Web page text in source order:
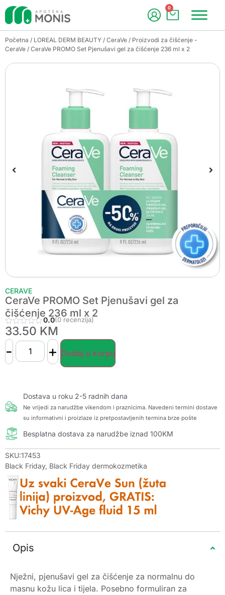
0
Početna / LOREAL DERM BEAUTY / CeraVe / Proizvodi za čišćenje -
CeraVe / CeraVe PROMO Set Pjenušavi gel za čišćenje 236 ml x 2
CERAVE
CeraVe PROMO Set Pjenušavi gel za
čišćenje 236 ml x 2
0.0(0 recenzija)
33.50 KM
- + Dodaj u korpu
Dostava u roku 2-5 radnih dana
Ne vrijedi za narudžbe vikendom i praznicima. Navedeni termini dostave
su informativni i proizlaze iz pretpostavljenih termina brze pošte
Besplatna dostava za narudžbe iznad 100KM
SKU:17453
Black Friday, Black Friday dermokozmetika
Opis
Nježni, pjenušavi gel za čišćenje za normalnu do
masnu kožu lica i tijela. Posebno formuliran za